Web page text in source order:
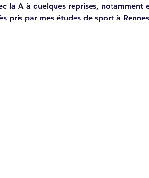
la A à quelques reprises,
pris par mes études de sport à